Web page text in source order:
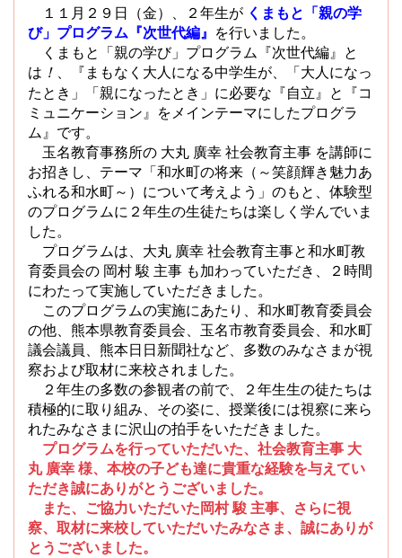
１１月２９日（金）、２年生が くまもと「親の学
び」プログラム『次世代編』 を行いました。
くまもと「親の学び」プログラム『次世代編』と
は ！ 、『まもなく大人になる中学生が、「大人になっ
たとき」「親になったとき」に必要な『自立』と『コ
ミュニケーション』をメインテーマにしたプログラ
ム』です。
玉名教育事務所の 大丸 廣幸 社会教育主事 を講師に
お招きし、テーマ「和水町の将来（～笑顔輝き魅力あ
ふれる和水町～）について考えよう」のもと、体験型
のプログラムに２年生の生徒たちは楽しく学んでいま
した。
プログラムは、大丸 廣幸 社会教育主事と和水町教
育委員会の 岡村 駿 主事 も加わっていただき、２時間
にわたって実施していただきました。
このプログラムの実施にあたり、和水町教育委員会
の他、熊本県教育委員会、玉名市教育委員会、和水町
議会議員、熊本日日新聞社など、多数のみなさまが視
察および取材に来校されました。
２年生の多数の参観者の前で、２年生生の徒たちは
積極的に取り組み、その姿に、授業後には視察に来ら
れたみなさまに沢山の拍手をいただきました。
プログラムを行っていただいた、社会教育主事 大
丸 廣幸 様、本校の子ども達に貴重な経験を与えてい
ただき誠にありがとうございました。
また、ご協力いただいた岡村 駿 主事、さらに視
察、取材に来校していただいたみなさま、誠にありが
とうございました。